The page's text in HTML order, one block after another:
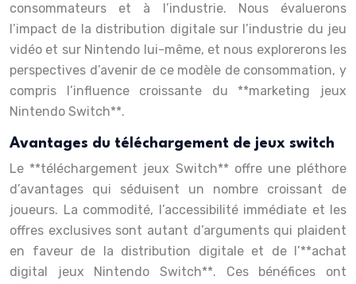
consommateurs et à l’industrie. Nous évaluerons
l’impact de la distribution digitale sur l’industrie du jeu
vidéo et sur Nintendo lui-même, et nous explorerons les
perspectives d’avenir de ce modèle de consommation, y
compris l’influence croissante du **marketing jeux
Nintendo Switch**.
Avantages du téléchargement de jeux switch
Le **téléchargement jeux Switch** offre une pléthore
d’avantages qui séduisent un nombre croissant de
joueurs. La commodité, l’accessibilité immédiate et les
offres exclusives sont autant d’arguments qui plaident
en faveur de la distribution digitale et de l’**achat
digital jeux Nintendo Switch**. Ces bénéfices ont